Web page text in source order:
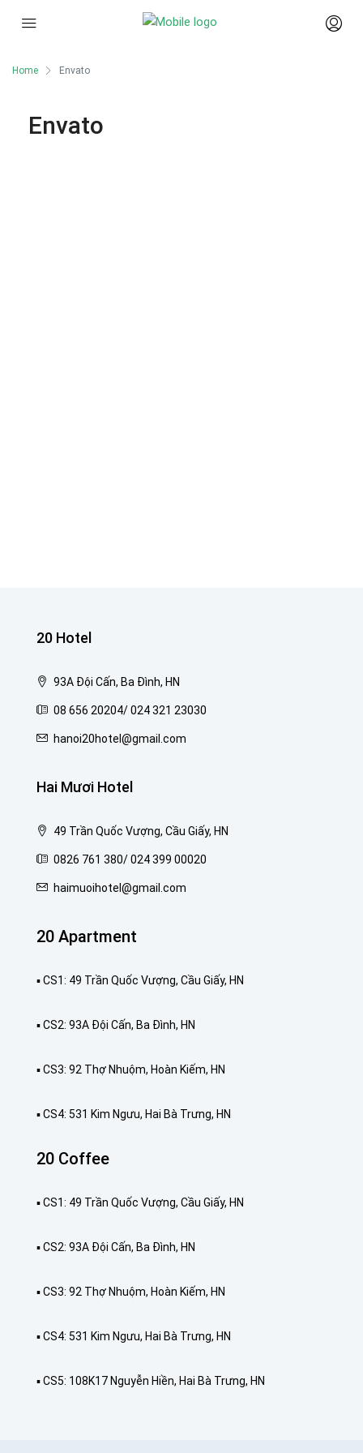
Home Envato
Envato
20 Hotel
93A Đội Cấn, Ba Đình, HN
08 656 20204/ 024 321 23030
hanoi20hotel@gmail.com
Hai Mươi Hotel
49 Trần Quốc Vượng, Cầu Giấy, HN
0826 761 380/ 024 399 00020
haimuoihotel@gmail.com
20 Apartment
▪️ CS1: 49 Trần Quốc Vượng, Cầu Giấy, HN
▪️ CS2: 93A Đội Cấn, Ba Đình, HN
▪️ CS3: 92 Thợ Nhuộm, Hoàn Kiếm, HN
▪️ CS4: 531 Kim Ngưu, Hai Bà Trưng, HN
20 Coffee
▪️ CS1: 49 Trần Quốc Vượng, Cầu Giấy, HN
▪️ CS2: 93A Đội Cấn, Ba Đình, HN
▪️ CS3: 92 Thợ Nhuộm, Hoàn Kiếm, HN
▪️ CS4: 531 Kim Ngưu, Hai Bà Trưng, HN
▪️ CS5: 108K17 Nguyễn Hiền, Hai Bà Trưng, HN